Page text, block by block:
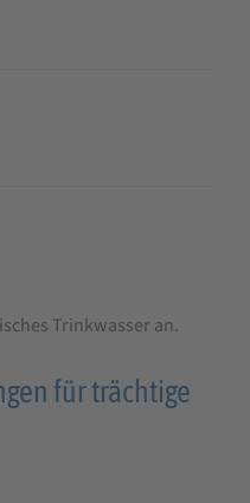
Trinkwasser an.
für trächtige